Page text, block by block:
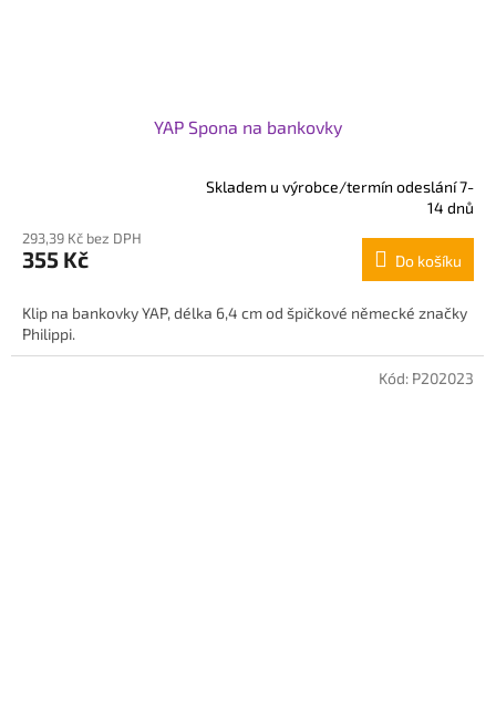
YAP Spona na bankovky
produktu
je
z
5
hvězdiček.
Skladem u výrobce/termín odeslání 7-
14 dnů
293,39 Kč bez DPH
355 Kč Do košíku
Klip na bankovky YAP, délka 6,4 cm od špičkové německé značky
Philippi.
Kód: P202023